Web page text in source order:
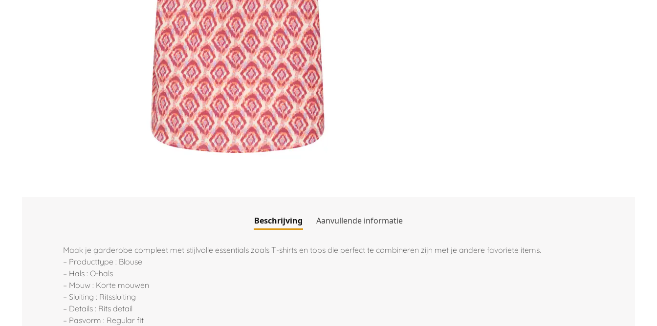
Beschrijving Aanvullende informatie
Maak je garderobe compleet met stijlvolle essentials zoals T-shirts en tops die perfect te combineren zijn met je andere favoriete items.
– Producttype : Blouse
– Hals : O-hals
– Mouw : Korte mouwen
– Sluiting : Ritssluiting
– Details : Rits detail
– Pasvorm : Regular fit